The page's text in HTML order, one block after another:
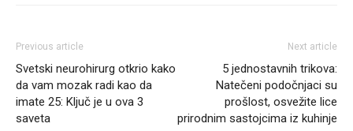
Previous article
Svetski neurohirurg otkrio kako
da vam mozak radi kao da
imate 25: Ključ je u ova 3
saveta
Next article
5 jednostavnih trikova:
Natečeni podočnjaci su
prošlost, osvežite lice
prirodnim sastojcima iz kuhinje